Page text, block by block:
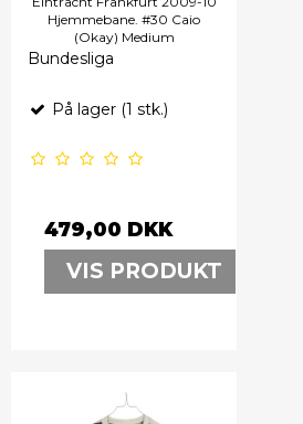
Hjemmebane. #30 Caio
(Okay) Medium
Bundesliga
På lager (1 stk.)
479,00 DKK
VIS PRODUKT